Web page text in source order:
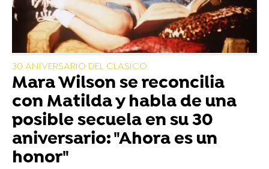
30 ANIVERSARIO DEL CLASICO
Mara Wilson se reconcilia
con Matilda y habla de una
posible secuela en su 30
aniversario: "Ahora es un
honor"